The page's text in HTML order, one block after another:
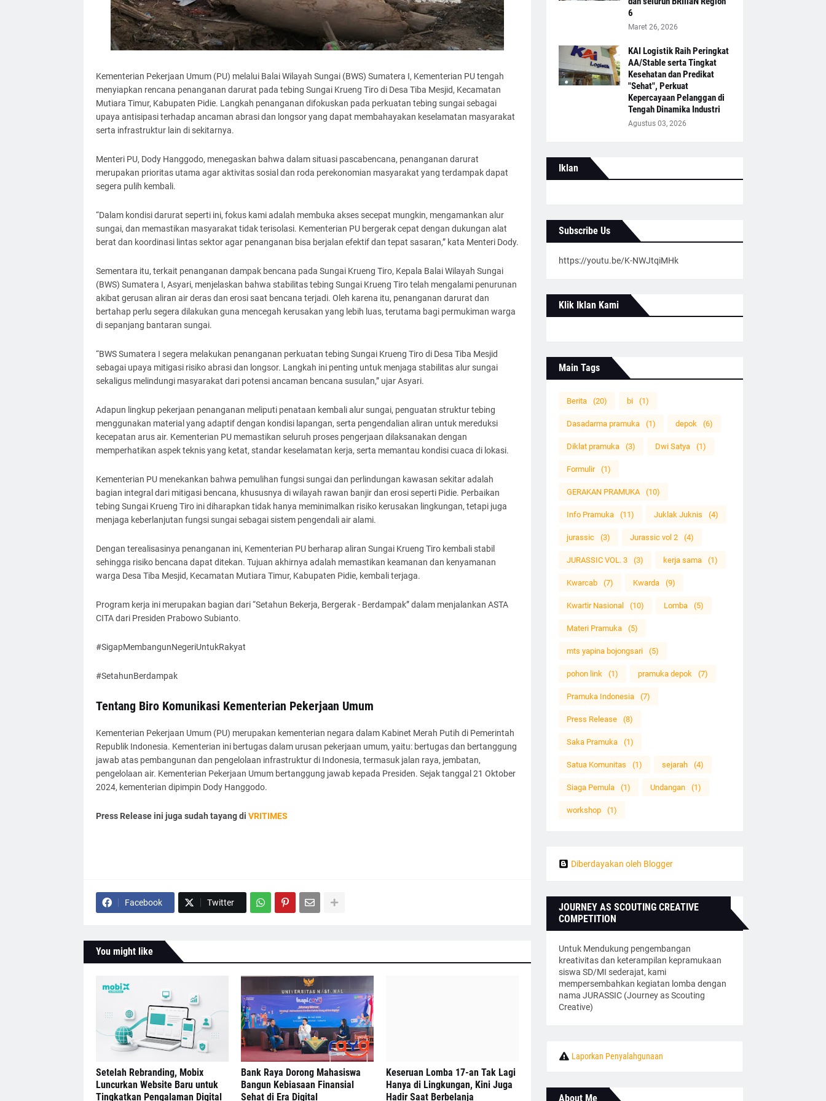
Kementerian Pekerjaan Umum (PU) melalui Balai Wilayah Sungai (BWS) Sumatera I, Kementerian PU tengah
menyiapkan rencana penanganan darurat pada tebing Sungai Krueng Tiro di Desa Tiba Mesjid, Kecamatan
Mutiara Timur, Kabupaten Pidie. Langkah penanganan difokuskan pada perkuatan tebing sungai sebagai
upaya antisipasi terhadap ancaman abrasi dan longsor yang dapat membahayakan keselamatan masyarakat
serta infrastruktur lain di sekitarnya.
Menteri PU, Dody Hanggodo, menegaskan bahwa dalam situasi pascabencana, penanganan darurat
merupakan prioritas utama agar aktivitas sosial dan roda perekonomian masyarakat yang terdampak dapat
segera pulih kembali.
“Dalam kondisi darurat seperti ini, fokus kami adalah membuka akses secepat mungkin, mengamankan alur
sungai, dan memastikan masyarakat tidak terisolasi. Kementerian PU bergerak cepat dengan dukungan alat
berat dan koordinasi lintas sektor agar penanganan bisa berjalan efektif dan tepat sasaran,” kata Menteri Dody.
Sementara itu, terkait penanganan dampak bencana pada Sungai Krueng Tiro, Kepala Balai Wilayah Sungai
(BWS) Sumatera I, Asyari, menjelaskan bahwa stabilitas tebing Sungai Krueng Tiro telah mengalami penurunan
akibat gerusan aliran air deras dan erosi saat bencana terjadi. Oleh karena itu, penanganan darurat dan
bertahap perlu segera dilakukan guna mencegah kerusakan yang lebih luas, terutama bagi permukiman warga
di sepanjang bantaran sungai.
“BWS Sumatera I segera melakukan penanganan perkuatan tebing Sungai Krueng Tiro di Desa Tiba Mesjid
sebagai upaya mitigasi risiko abrasi dan longsor. Langkah ini penting untuk menjaga stabilitas alur sungai
sekaligus melindungi masyarakat dari potensi ancaman bencana susulan,” ujar Asyari.
Adapun lingkup pekerjaan penanganan meliputi penataan kembali alur sungai, penguatan struktur tebing
menggunakan material yang adaptif dengan kondisi lapangan, serta pengendalian aliran untuk mereduksi
kecepatan arus air. Kementerian PU memastikan seluruh proses pengerjaan dilaksanakan dengan
memperhatikan aspek teknis yang ketat, standar keselamatan kerja, serta memantau kondisi cuaca di lokasi.
Kementerian PU menekankan bahwa pemulihan fungsi sungai dan perlindungan kawasan sekitar adalah
bagian integral dari mitigasi bencana, khususnya di wilayah rawan banjir dan erosi seperti Pidie. Perbaikan
tebing Sungai Krueng Tiro ini diharapkan tidak hanya meminimalkan risiko kerusakan lingkungan, tetapi juga
menjaga keberlanjutan fungsi sungai sebagai sistem pengendali air alami.
Dengan terealisasinya penanganan ini, Kementerian PU berharap aliran Sungai Krueng Tiro kembali stabil
sehingga risiko bencana dapat ditekan. Tujuan akhirnya adalah memastikan keamanan dan kenyamanan
warga Desa Tiba Mesjid, Kecamatan Mutiara Timur, Kabupaten Pidie, kembali terjaga.
Program kerja ini merupakan bagian dari “Setahun Bekerja, Bergerak - Berdampak” dalam menjalankan ASTA
CITA dari Presiden Prabowo Subianto.
#SigapMembangunNegeriUntukRakyat
#SetahunBerdampak
Tentang Biro Komunikasi Kementerian Pekerjaan Umum
Kementerian Pekerjaan Umum (PU) merupakan kementerian negara dalam Kabinet Merah Putih di Pemerintah
Republik Indonesia. Kementerian ini bertugas dalam urusan pekerjaan umum, yaitu: bertugas dan bertanggung
jawab atas pembangunan dan pengelolaan infrastruktur di Indonesia, termasuk jalan raya, jembatan,
pengelolaan air. Kementerian Pekerjaan Umum bertanggung jawab kepada Presiden. Sejak tanggal 21 Oktober
2024, kementerian dipimpin Dody Hanggodo.
Press Release ini juga sudah tayang di VRITIMES
Facebook Twitter
You might like
Setelah Rebranding, Mobix
Luncurkan Website Baru untuk
Tingkatkan Pengalaman Digital
Bank Raya Dorong Mahasiswa
Bangun Kebiasaan Finansial
Sehat di Era Digital
Keseruan Lomba 17-an Tak Lagi
Hanya di Lingkungan, Kini Juga
Hadir Saat Berbelanja
6
Maret 26, 2026
KAI Logistik Raih Peringkat
AA/Stable serta Tingkat
Kesehatan dan Predikat
"Sehat", Perkuat
Kepercayaan Pelanggan di
Tengah Dinamika Industri
Agustus 03, 2026
Iklan
Subscribe Us
https://youtu.be/K-NWJtqiMHk
Klik Iklan Kami
Main Tags
Berita (20) bi (1)
Dasadarma pramuka (1) depok (6)
Diklat pramuka (3) Dwi Satya (1)
Formulir (1)
GERAKAN PRAMUKA (10)
Info Pramuka (11) Juklak Juknis (4)
jurassic (3) Jurassic vol 2 (4)
JURASSIC VOL. 3 (3) kerja sama (1)
Kwarcab (7) Kwarda (9)
Kwartir Nasional (10) Lomba (5)
Materi Pramuka (5)
mts yapina bojongsari (5)
pohon link (1) pramuka depok (7)
Pramuka Indonesia (7)
Press Release (8)
Saka Pramuka (1)
Satua Komunitas (1) sejarah (4)
Siaga Pemula (1) Undangan (1)
workshop (1)
Diberdayakan oleh Blogger
JOURNEY AS SCOUTING CREATIVE
COMPETITION
Untuk Mendukung pengembangan
kreativitas dan keterampilan kepramukaan
siswa SD/MI sederajat, kami
mempersembahkan kegiatan lomba dengan
nama JURASSIC (Journey as Scouting
Creative)
Laporkan Penyalahgunaan
About Me